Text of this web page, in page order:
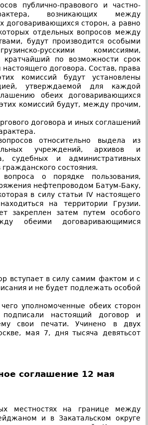
публично-правового и частно-
возникающих между
договаривающихся сторон, а равно
отдельных вопросов между
будут производится особыми
русскими комиссиями,
по возможности срок
договора. Состав, права
комиссий будут установлены
утверждаемой для каждой
обеих договаривающихся
комиссий будут, между прочим,
договора и иных соглашений
относительно выдела из
учреждений, архивов и
судебных и административных
гражданского состояния.
о порядке пользования,
нефтепроводом Батум-Баку,
в силу статьи IV настоящего
на территории Грузии.
закреплен затем путем особого
обеими договаривающимися
вступает в силу самим фактом и с
и не будет подлежать особой
уполномоченные обеих сторон
подписали настоящий договор и
свои печати. Учинено в двух
мая 7, дня тысяча девятьсот
соглашение 12 мая
местностях на границе между
и в Закатальском округе